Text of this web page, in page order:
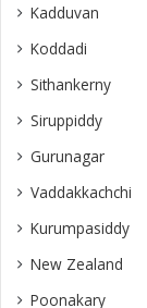
Kadduvan
Koddadi
Sithankerny
Siruppiddy
Gurunagar
Vaddakkachchi
Kurumpasiddy
New Zealand
Poonakary